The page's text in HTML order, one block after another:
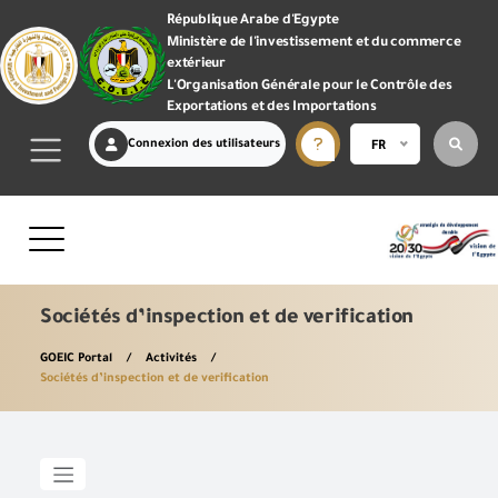
République Arabe d'Egypte
Ministère de l'investissement et du commerce
extérieur
L'Organisation Générale pour le Contrôle des
Exportations et des Importations
Connexion des utilisateurs FR
Sociétés d’inspection et de verification
GOEIC Portal
Activités
Sociétés d’inspection et de verification